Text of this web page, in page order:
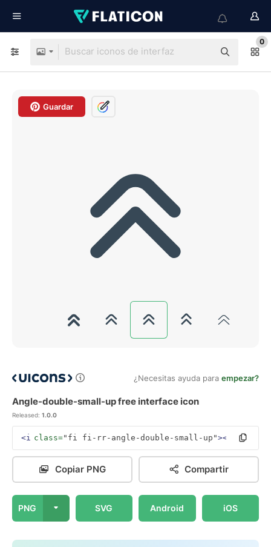
0
Guardar
¿Necesitas ayuda para empezar?
Angle-double-small-up free interface icon
Released: 1.0.0
<i class="fi fi-rr-angle-double-small-up"></i>
Copiar PNG Compartir
PNG SVG Android iOS